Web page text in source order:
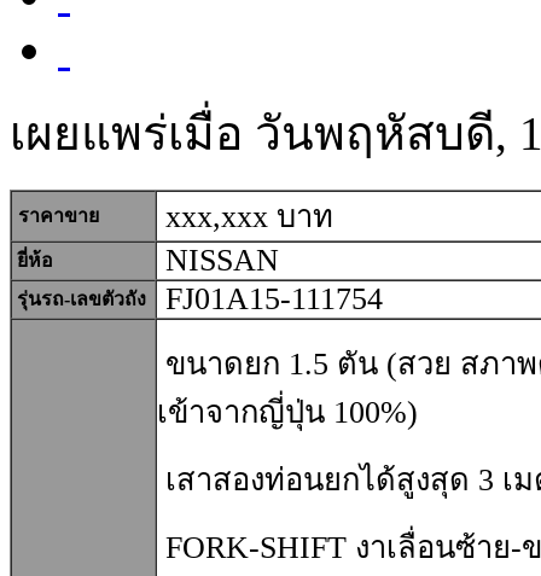
เผยแพร่เมื่อ วันพฤหัสบดี,
ราคาขาย xxx,xxx บาท
ยี่ห้อ NISSAN
รุ่นรถ-เลขตัวถัง FJ01A15-111754
ขนาดยก 1.5 ตัน (สวย สภา
เข้าจากญี่ปุ่น 100%)
เสาสองท่อนยกได้สูงสุด 3 เ
FORK-SHIFT งาเลื่อนซ้าย